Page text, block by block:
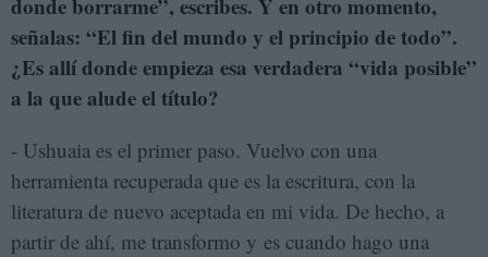
donde borrarme”, escribes. Y en otro momento,
señalas: “El fin del mundo y el principio de todo”.
¿Es allí donde empieza esa verdadera “vida posible”
a la que alude el título?
- Ushuaia es el primer paso. Vuelvo con una
herramienta recuperada que es la escritura, con la
literatura de nuevo aceptada en mi vida. De hecho, a
partir de ahí, me transformo y es cuando hago una